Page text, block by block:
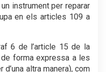
instrument per reparar
en els articles 109 a
6 de l’article 15 de la
forma expressa a les
altra manera), com